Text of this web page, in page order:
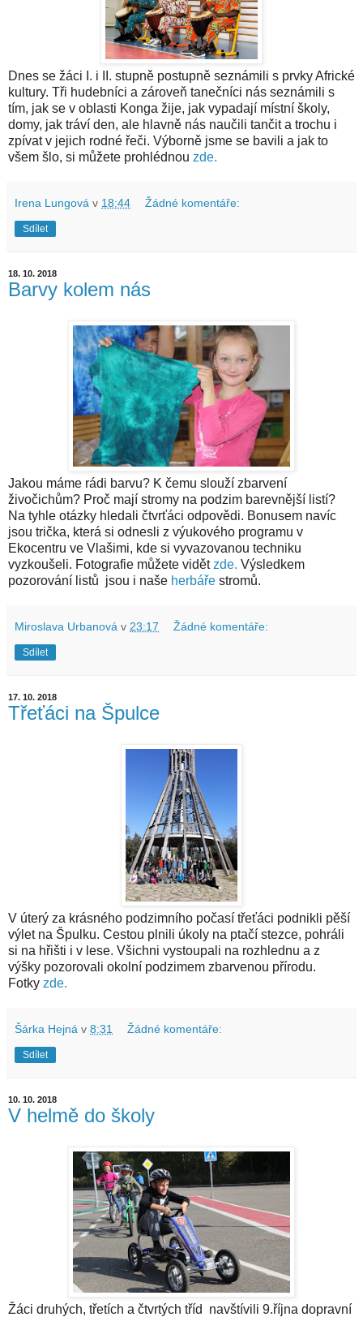
Dnes se žáci I. i II. stupně postupně seznámili s prvky Africké
kultury. Tři hudebníci a zároveň tanečníci nás seznámili s
tím, jak se v oblasti Konga žije, jak vypadají místní školy,
domy, jak tráví den, ale hlavně nás naučili tančit a trochu i
zpívat v jejich rodné řeči. Výborně jsme se bavili a jak to
všem šlo, si můžete prohlédnou zde.
Irena Lungová v 18:44 Žádné komentáře:
Sdílet
18. 10. 2018
Barvy kolem nás
Jakou máme rádi barvu? K čemu slouží zbarvení
živočichům? Proč mají stromy na podzim barevnější listí?
Na tyhle otázky hledali čtvrťáci odpovědi. Bonusem navíc
jsou trička, která si odnesli z výukového programu v
Ekocentru ve Vlašimi, kde si vyvazovanou techniku
vyzkoušeli. Fotografie můžete vidětzde. Výsledkem
pozorování listů jsou i naše herbáře stromů.
Miroslava Urbanová v 23:17 Žádné komentáře:
Sdílet
17. 10. 2018
Třeťáci na Špulce
V úterý za krásného podzimního počasí třeťáci podnikli pěší
výlet na Špulku. Cestou plnili úkoly na ptačí stezce, pohráli
si na hřišti i v lese. Všichni vystoupali na rozhlednu a z
výšky pozorovali okolní podzimem zbarvenou přírodu.
Fotky zde.
Šárka Hejná v 8:31 Žádné komentáře:
Sdílet
10. 10. 2018
V helmě do školy
Žáci druhých, třetích a čtvrtých tříd navštívili 9.října dopravní